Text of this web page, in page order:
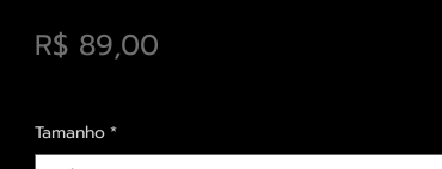
R$ 89,00
Tamanho*